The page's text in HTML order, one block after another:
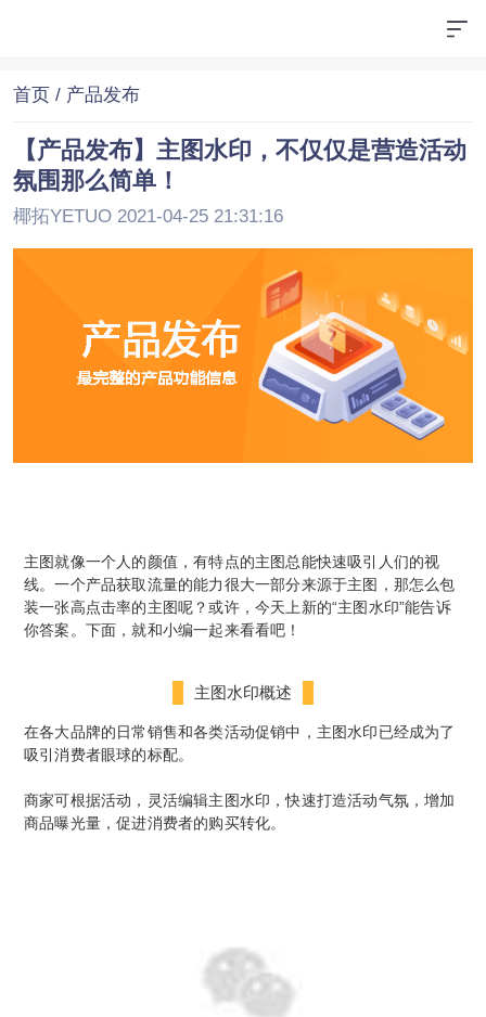
首页 / 产品发布
【产品发布】主图水印，不仅仅是营造活动
氛围那么简单！
椰拓YETUO 2021-04-25 21:31:16
主图就像一个人的颜值，有特点的主图总能快速吸引人们的视
线。一个产品获取流量的能力很大一部分来源于主图，那怎么包
装一张高点击率的主图呢？或许，今天上新的“主图水印”能告诉
你答案。 下面，就和小编一起来看看吧！
主图水印概述
在各大品牌的日常销售和各类活动促销中，主图水印已经成为了
吸引消费者眼球的标配。
商家可根据活动，灵活编辑主图水印，快速打造活动气氛，增加
商品曝光量，促进消费者的购买转化。